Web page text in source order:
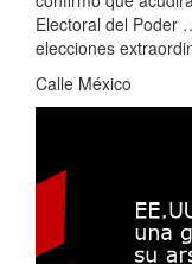
Electoral del Poder
elecciones
Calle México